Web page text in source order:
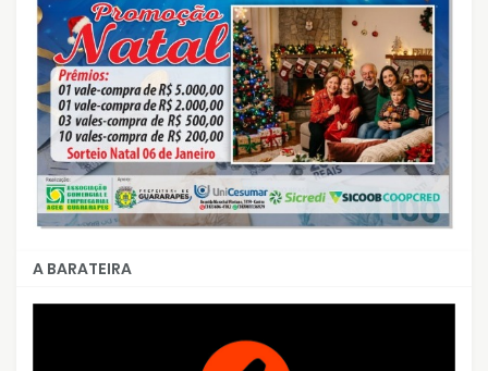
A BARATEIRA